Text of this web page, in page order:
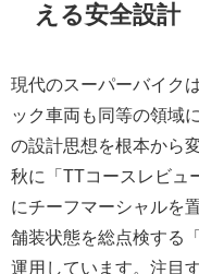
える安全設計
現代のスーパーバイク
ック車両も同等の領域
の設計思想を根本から
秋に「TTコースレビュ
にチーフマーシャルを
舗装状態を総点検する
運用しています。注目